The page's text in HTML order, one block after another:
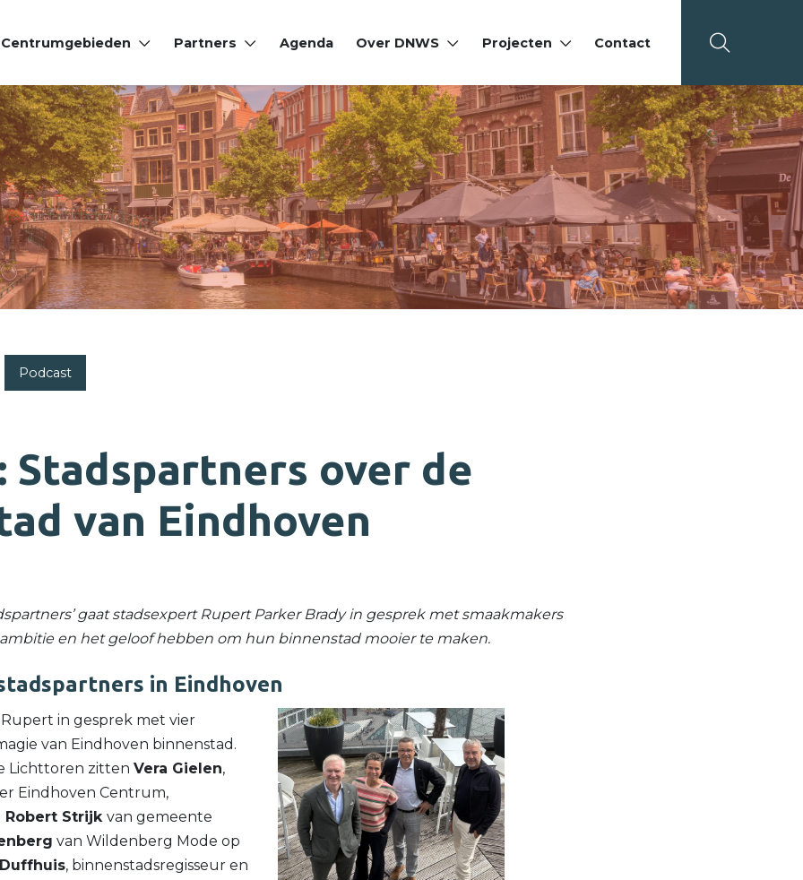
Centrumgebieden Partners Agenda Over DNWS Projecten Contact
Podcast
Stadspartners over de
van Eindhoven
gaat stadsexpert Rupert Parker Brady in gesprek met smaakmakers
en het geloof hebben om hun binnenstad mooier te maken.
in Eindhoven
in gesprek met vier
van Eindhoven binnenstad.
Lichttoren zitten Vera Gielen,
Eindhoven Centrum,
Robert Strijk van gemeente
van Wildenberg Mode op
, binnenstadsregisseur en